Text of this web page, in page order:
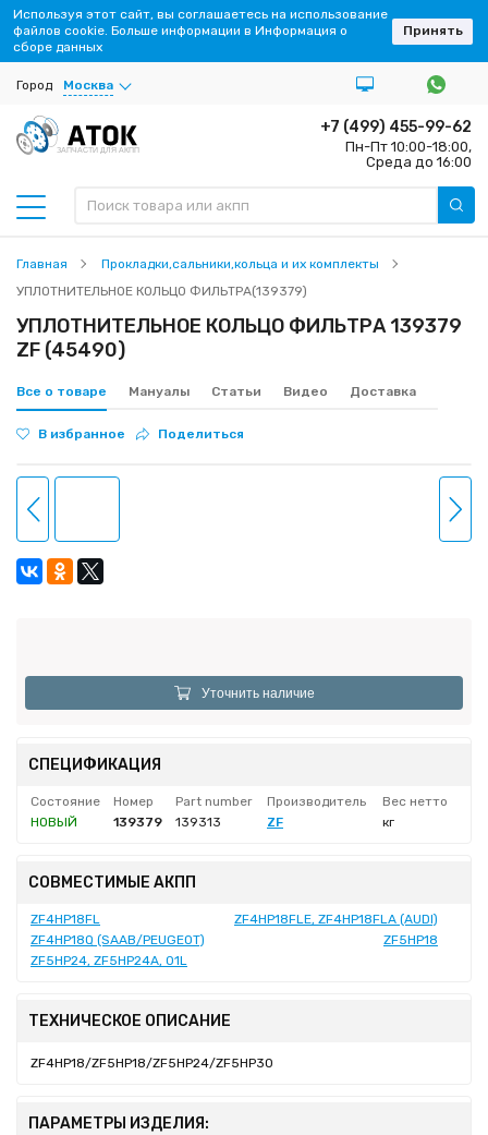
Город Москва
ЗАПЧАСТИ ДЛЯ АКПП
+7 (499) 455-99-62
Пн-Пт 10:00-18:00,
Среда до 16:00
Главная
Прокладки,сальники,кольца и их комплекты
УПЛОТНИТЕЛЬНОЕ КОЛЬЦО ФИЛЬТРА(139379)
УПЛОТНИТЕЛЬНОЕ КОЛЬЦО ФИЛЬТРА 139379
ZF (45490)
Все о товаре Мануалы Статьи Видео Доставка
В избранное Поделиться
Уточнить наличие
СПЕЦИФИКАЦИЯ
Состояние Номер Part number Производитель
Вес нетто
НОВЫЙ
139379 139313 ZF кг
СОВМЕСТИМЫЕ АКПП
ZF4HP18FL
ZF4HP18FLE, ZF4HP18FLA (AUDI)
ZF4HP18Q (SAAB/PEUGEOT)
ZF5HP18
ZF5HP24, ZF5HP24A, 01L
ТЕХНИЧЕСКОЕ ОПИСАНИЕ
ZF4HP18/ZF5HP18/ZF5HP24/ZF5HP30
ПАРАМЕТРЫ ИЗДЕЛИЯ:
Используя этот сайт, вы соглашаетесь на использование
файлов cookie. Больше информации в Информация о
сборе данных
Принять